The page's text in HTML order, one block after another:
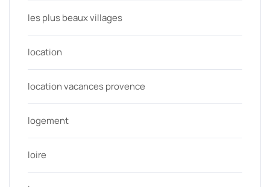
les plus beaux villages
location
location vacances provence
logement
loire